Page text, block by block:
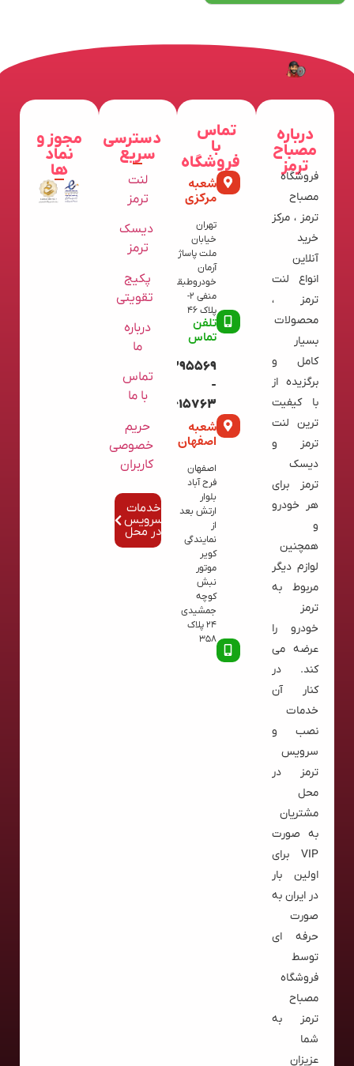
درباره
مصباح
ترمز
فروشگاه
مصباح
ترمز ، مرکز
خرید
آنلاین
انواع لنت
ترمز ،
محصولات
بسیار
کامل و
برگزیده از
با کیفیت
ترین لنت
ترمز و
دیسک
ترمز برای
هر خودرو
و
همچنین
لوازم دیگر
مربوط به
ترمز
خودرو را
عرضه می
کند. در
کنار آن
خدمات
نصب و
سرویس
ترمز در
محل
مشتریان
به صورت
VIP برای
اولین بار
در ایران به
صورت
حرفه ای
توسط
فروشگاه
مصباح
ترمز به
شما
عزیزان
تماس
با
فروشگاه
شعبه
مرکزی
تهران
خیابان
ملت پاساژ
آرمان
خودروطبقه
منفی 2-
پلاک 46
تلفن
تماس
09120395569
-
02136615763
شعبه
اصفهان
اصفهان
فرح آباد
بلوار
ارتش بعد
از
نمایندگی
کویر
موتور
نبش
کوچه
جمشیدی
24 پلاک
358
دسترسی
سریع
لنت
ترمز
دیسک
ترمز
پکیج
تقویتی
درباره
ما
تماس
با ما
حریم
خصوصی
کاربران
خدمات
سرویس
در محل
مجوز و
نماد
ها